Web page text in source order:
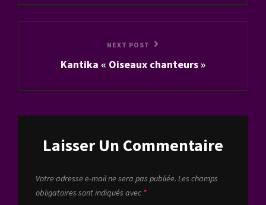
NEXT POST
Kantika « Oiseaux chanteurs »
Laisser Un Commentaire
Votre adresse e-mail ne sera pas publiée. Les champs
obligatoires sont indiqués avec *